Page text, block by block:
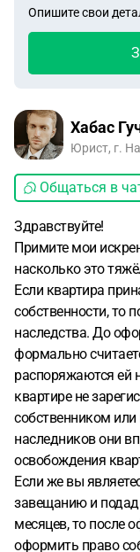
Опишите свои
Хабас
Юрист, г.
Общаться в
Здравствуйте!
Примите мои
насколько это
Если квартира
собственности, то
наследства. До
формально
распоряжаются ей
квартире не
собственником
наследников они
освобождения
Если же вы
завещанию и
месяцев, то после
оформить право